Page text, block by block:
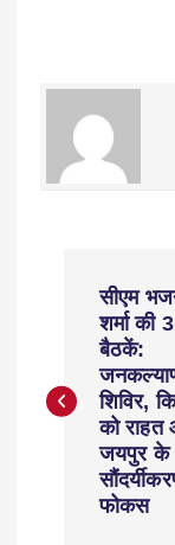
सीएम
शर्मा की
बैठकें:
शिविर,
को राहत
जयपुर के
फोकस